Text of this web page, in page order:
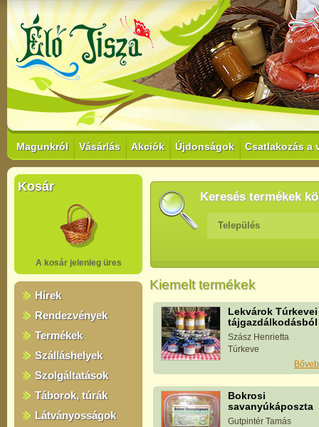
Magunkról Vásárlás Akciók Újdonságok Csatlakozás a
Kosár
A kosár jelenleg üres
Hírek
Rendezvények
Termékek
Szálláshelyek
Szolgáltatások
Táborok, túrák
Látványosságok
Keresés termékek
Település
Kiemelt termékek
Lekvárok Túrkevei
tájgazdálkodásból
Szász Henrietta
Túrkeve
Bokrosi
savanyúkáposzta
Gutpintér Tamás